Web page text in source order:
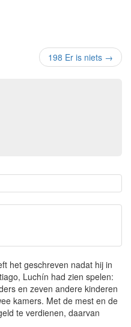
198 Er is niets →
het geschreven nadat hij in
Luchín had zien spelen:
en zeven andere kinderen
kamers. Met de mest en de
te verdienen, daarvan